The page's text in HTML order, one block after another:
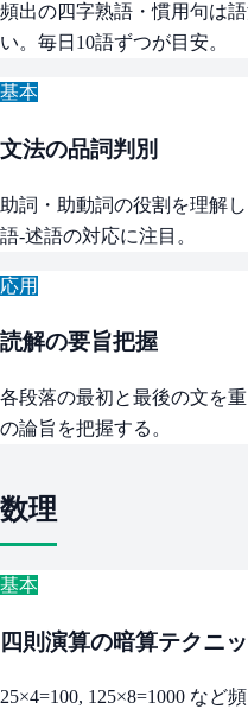
頻出の四字熟語・慣用句は
い。毎日10語ずつが目安。
基本
文法の品詞判別
助詞・助動詞の役割を理解
語-述語の対応に注目。
応用
読解の要旨把握
各段落の最初と最後の文を
の論旨を把握する。
数理
基本
四則演算の暗算テクニ
25×4=100, 125×8=1000 など